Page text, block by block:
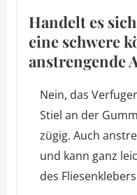
Handelt es
eine schwere
anstrengende
Nein, das
Stiel an der
zügig. Auch
und kann ganz
des